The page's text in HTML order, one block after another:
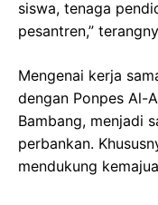
siswa, tenaga
pesantren,”
Mengenai kerja
dengan Ponpes Al-
Bambang, menjadi
perbankan.
mendukung